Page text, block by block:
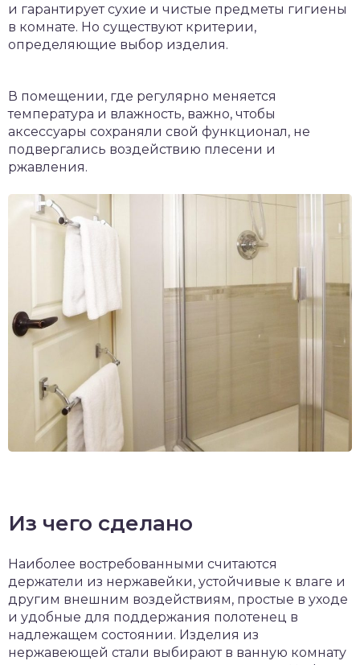
и гарантирует сухие и чистые предметы гигиены
в комнате. Но существуют критерии,
определяющие выбор изделия.
В помещении, где регулярно меняется
температура и влажность, важно, чтобы
аксессуары сохраняли свой функционал, не
подвергались воздействию плесени и
ржавления.
Из чего сделано
Наиболее востребованными считаются
держатели из нержавейки, устойчивые к влаге и
другим внешним воздействиям, простые в уходе
и удобные для поддержания полотенец в
надлежащем состоянии. Изделия из
нержавеющей стали выбирают в ванную комнату